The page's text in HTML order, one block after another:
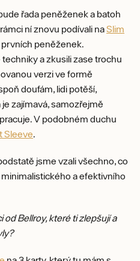
řada peněženek a batoh
ní znovu podívali naSlim
prvních peněženek.
a zkusili zase trochu
verzi ve formě
doufám, lidi potěší,
zajímavá, samozřejmě
V podobném duchu
Sleeve.
jsme vzali všechno, co
a efektivního
Bellroy, které ti zlepšují a